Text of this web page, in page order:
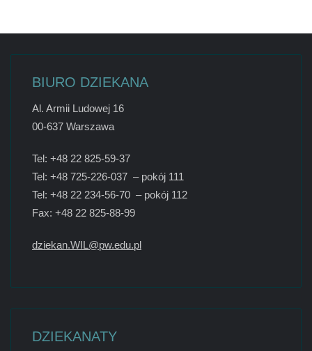
BIURO DZIEKANA
Al. Armii Ludowej 16
00-637 Warszawa
Tel: +48 22 825-59-37
Tel: +48 725-226-037 – pokój 111
Tel: +48 22 234-56-70 – pokój 112
Fax: +48 22 825-88-99
dziekan.WIL@pw.edu.pl
DZIEKANATY